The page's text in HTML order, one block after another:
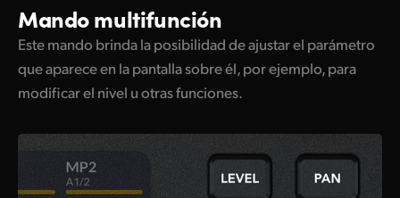
Mando multifunción
Este mando brinda la posibilidad de ajustar el parámetro
que aparece en la pantalla sobre él, por ejemplo, para
modificar el nivel u otras funciones.